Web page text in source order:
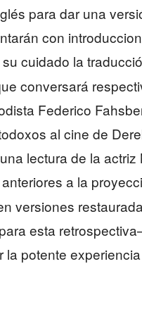
para dar una
con
cuidado la
conversará
Federico
al cine de
lectura de la
a la
versiones
esta
potente